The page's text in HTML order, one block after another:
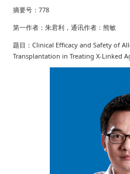
摘要号：778
第一作者：朱君利，通讯作者：熊敏
题目：Clinical Efficacy and Safety of
Transplantation in Treating X-Linked